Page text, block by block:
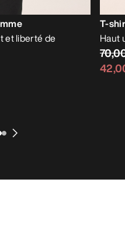
et liberté de
T-
Haut